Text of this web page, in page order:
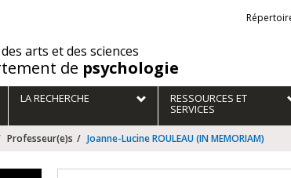
arts et des sciences
de psychologie
Liens
LA RECHERCHE RESSOURCES ET
SERVICES
Professeur(e)s Joanne-Lucine ROULEAU (IN MEMORIAM)